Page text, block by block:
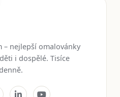
– nejlepší omalovánky
i dospělé. Tisíce